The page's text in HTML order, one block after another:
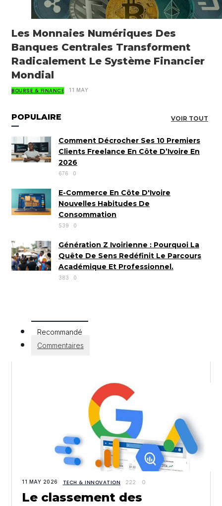
Les Monnaies Numériques Des
Banques Centrales Transforment
Radicalement Le Système Financier
Mondial
BOURSE & FINANCE 11 MAY
POPULAIRE VOIR TOUT
Comment Décrocher Ses 10 Premiers
Clients Freelance En Côte D’Ivoire En
2026
676 0
E-Commerce En Côte D'Ivoire
Nouvelles Habitudes De
Consommation
539 0
Génération Z Ivoirienne : Pourquoi La
Quête De Sens Redéfinit Le Parcours
Académique Et Professionnel.
383 0
Recommandé
Commentaires
11 MAY 2026 TECH & INNOVATION 222 0
Le classement des